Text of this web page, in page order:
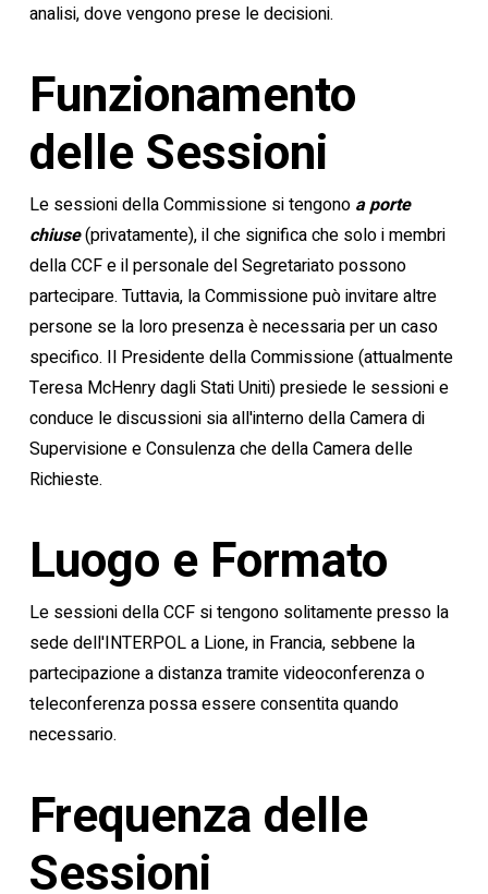
analisi, dove vengono prese le decisioni.
Funzionamento
delle Sessioni
Le sessioni della Commissione si tengono a porte
chiuse(privatamente), il che significa che solo i membri
della CCF e il personale del Segretariato possono
partecipare. Tuttavia, la Commissione può invitare altre
persone se la loro presenza è necessaria per un caso
specifico. Il Presidente della Commissione (attualmente
Teresa McHenry dagli Stati Uniti) presiede le sessioni e
conduce le discussioni sia all'interno della Camera di
Supervisione e Consulenza che della Camera delle
Richieste.
Luogo e Formato
Le sessioni della CCF si tengono solitamente presso la
sede dell'INTERPOL a Lione, in Francia, sebbene la
partecipazione a distanza tramite videoconferenza o
teleconferenza possa essere consentita quando
necessario.
Frequenza delle
Sessioni